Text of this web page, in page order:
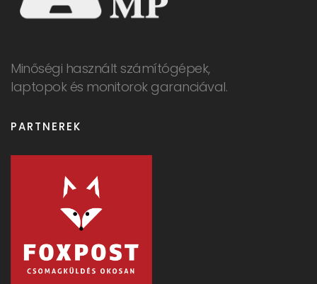
Minőségi használt számítógépek,
laptopok és monitorok garanciával.
PARTNEREK